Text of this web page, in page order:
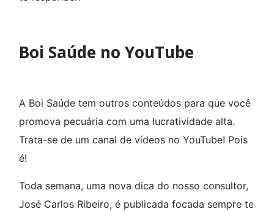
Boi Saúde no YouTube
A Boi Saúde tem outros conteúdos para que você
promova pecuária com uma lucratividade alta.
Trata-se de um canal de vídeos no YouTube! Pois
é!
Toda semana, uma nova dica do nosso consultor,
José Carlos Ribeiro, é publicada focada sempre te